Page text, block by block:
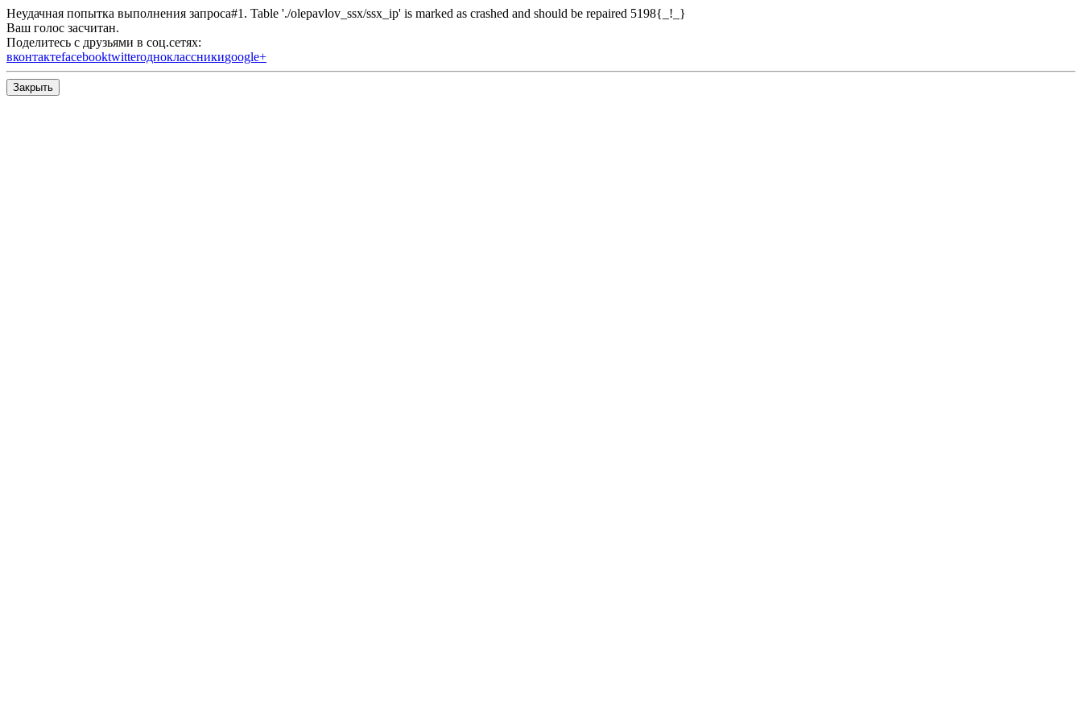
Неудачная попытка выполнения запроса#1. Table './olepavlov_ssx/ssx_ip' is marked as crashed and should be repaired 5198{_!_}
Ваш голос засчитан.
Поделитесь с друзьями в соц.сетях:
вконтактеfacebooktwitterодноклассникиgoogle+